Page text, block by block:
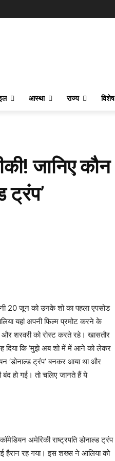
आस्था राज्य विशेष
जानिए कौन
ट्रंप’
20 जून को उनके शो का पहला एपसोड
यहां अपनी फिल्म प्रमोट करने के
और शरवरी को रोस्ट करते रहे। खासतौर
दिया कि ‘मुझे अब शो में में आने को लेकर
‘डोनाल्ड ट्रंप’ बनकर आया था और
हो गई। तो चलिए जानते हैं ये
अमेरिकी राष्ट्रपति डोनाल्ड ट्रंप
हैरान रह गया। इस शख्स ने आलिया को